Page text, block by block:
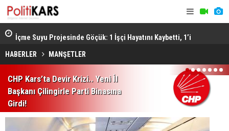
İçme Suyu Projesinde Göçük: 1 İşçi Hayatını Kaybetti, 1’i
Ağır Yaralı
HABERLER MANŞETLER
CHP Kars’ta Devir Krizi.. Yeni İl
Başkanı Çilingirle Parti Binasına
Girdi!
1 2 3 4 5 6 7